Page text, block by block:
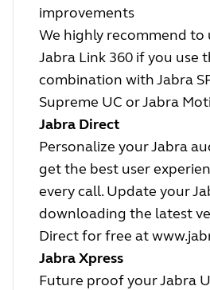
improvements
We highly recommend to
Jabra Link 360 if you use
combination with Jabra
Supreme UC or Jabra
Jabra Direct
Personalize your Jabra
get the best user
every call. Update your
downloading the latest
Direct for free at
Jabra Xpress
Future proof your Jabra